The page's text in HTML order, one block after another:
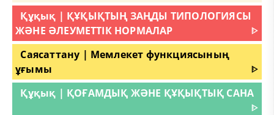
Құқық | ҚҰҚЫҚТЫҢ ЗАҢДЫ ТИПОЛОГИЯСЫ
ЖӘНЕ ӘЛЕУМЕТТІК НОРМАЛАР
ᐈ
Саясаттану | Мемлекет функциясының
ұғымы
ᐈ
Құқық | ҚОҒАМДЫҚ ЖӘНЕ ҚҰҚЫҚТЫҚ САНА
ᐈ